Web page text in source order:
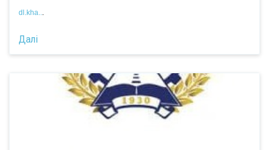
dl.kha..
Далі